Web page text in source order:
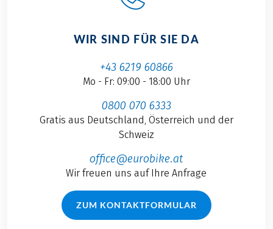
WIR SIND FÜR SIE DA
+43 6219 60866
Mo - Fr: 09:00 - 18:00 Uhr
0800 070 6333
Gratis aus Deutschland, Österreich und der
Schweiz
office@eurobike.at
Wir freuen uns auf Ihre Anfrage
ZUM KONTAKTFORMULAR